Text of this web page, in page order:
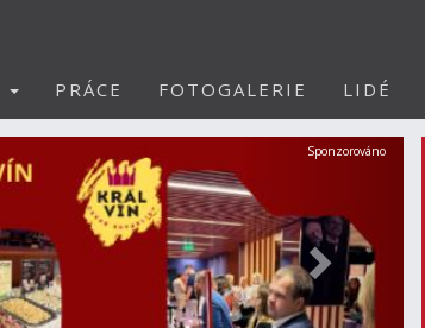
PRÁCE FOTOGALERIE LIDÉ
Další
Sponzorováno